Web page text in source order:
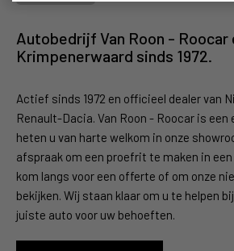
Autobedrijf Van Roon - Roocar
Krimpenerwaard sinds 1972.
Actief sinds 1972 en officieel dealer van
Renault-Dacia. Van Roon - Roocar is een
heten u van harte welkom in onze
afspraak om een proefrit te maken in een
kom langs voor een offerte of om onze
bekijken. Wij staan klaar om u te helpen
juiste auto voor uw behoeften.